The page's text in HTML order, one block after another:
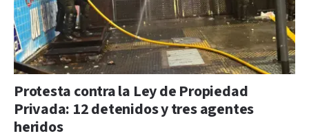
Protesta contra la Ley de Propiedad
Privada: 12 detenidos y tres agentes
heridos